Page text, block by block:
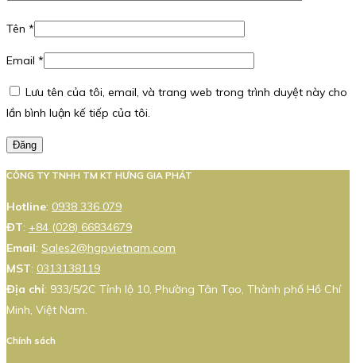
Tên *
Email *
Lưu tên của tôi, email, và trang web trong trình duyệt này cho
lần bình luận kế tiếp của tôi.
Đăng
CÔNG TY TNHH TM KT HƯNG GIA PHÁT
Hotline: 0938 336 079
ĐT: +84 (028) 66834679
Email: Sales2@hgpvietnam.com
MST: 0313138119
Địa chỉ: 933/5/2C Tỉnh lộ 10, Phường Tân Tạo, Thành phố Hồ Chí
Minh, Việt Nam.
Chính sách